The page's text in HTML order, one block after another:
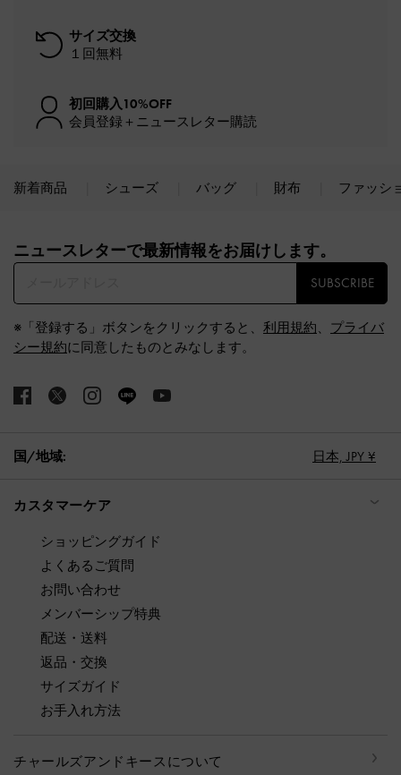
サイズ交換
１回無料
初回購入10%OFF
会員登録＋ニュースレター購読
新着商品 シューズ バッグ 財布 ファッシ
ニュースレターで最新情報をお届けします。​
SUBSCRIBE
※「登録する」ボタンをクリックすると、 利用規約、 プライバ
シー規約に同意したものとみなします。
国/地域: 日本, JPY ¥
カスタマーケア
ショッピングガイド
よくあるご質問
お問い合わせ
メンバーシップ特典
配送・送料
返品・交換
サイズガイド
お手入れ方法
チャールズアンドキースについて